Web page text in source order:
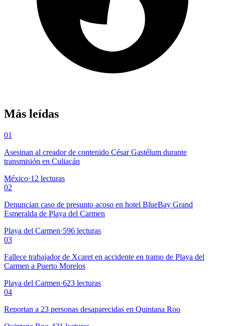
Más leídas
01
Asesinan al creador de contenido César Gastélum durante
transmisión en Culiacán
México·12 lecturas
02
Denuncian caso de presunto acoso en hotel BlueBay Grand
Esmeralda de Playa del Carmen
Playa del Carmen·596 lecturas
03
Fallece trabajador de Xcaret en accidente en tramo de Playa del
Carmen a Puerto Morelos
Playa del Carmen·623 lecturas
04
Reportan a 23 personas desaparecidas en Quintana Roo